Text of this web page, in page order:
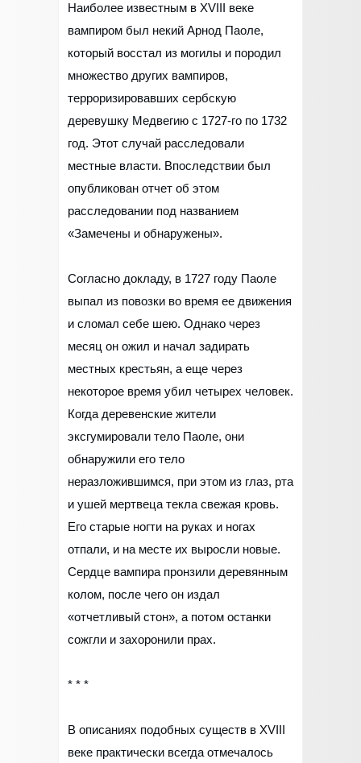
Наиболее известным в XVIII веке
вампиром был некий Арнод Паоле,
который восстал из могилы и породил
множество других вампиров,
терроризировавших сербскую
деревушку Медвегию с 1727-го по 1732
год. Этот случай расследовали
местные власти. Впоследствии был
опубликован отчет об этом
расследовании под названием
«Замечены и обнаружены».
Согласно докладу, в 1727 году Паоле
выпал из повозки во время ее движения
и сломал себе шею. Однако через
месяц он ожил и начал задирать
местных крестьян, а еще через
некоторое время убил четырех человек.
Когда деревенские жители
эксгумировали тело Паоле, они
обнаружили его тело
неразложившимся, при этом из глаз, рта
и ушей мертвеца текла свежая кровь.
Его старые ногти на руках и ногах
отпали, и на месте их выросли новые.
Сердце вампира пронзили деревянным
колом, после чего он издал
«отчетливый стон», а потом останки
сожгли и захоронили прах.
* * *
В описаниях подобных существ в XVIII
веке практически всегда отмечалось